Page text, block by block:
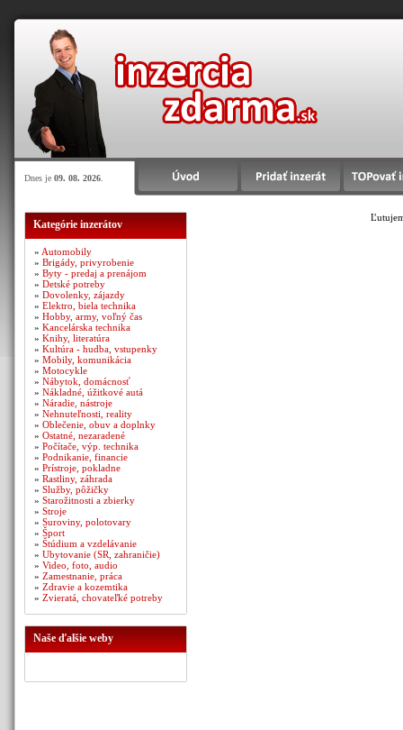
Dnes je 09. 08. 2026
Kategórie inzerátov
» Automobily
» Brigády, privyrobenie
» Byty - predaj a prenájom
» Detské potreby
» Dovolenky, zájazdy
» Elektro, biela technika
» Hobby, army, voľný čas
» Kancelárska technika
» Knihy, literatúra
» Kultúra - hudba, vstupenky
» Mobily, komunikácia
» Motocykle
» Nábytok, domácnosť
» Nákladné, úžitkové autá
» Náradie, nástroje
» Nehnuteľnosti, reality
» Oblečenie, obuv a doplnky
» Ostatné, nezaradené
» Počítače, výp. technika
» Podnikanie, financie
» Prístroje, pokladne
» Rastliny, záhrada
» Služby, pôžičky
» Starožitnosti a zbierky
» Stroje
» Suroviny, polotovary
» Šport
» Štúdium a vzdelávanie
» Ubytovanie (SR, zahraničie)
» Video, foto, audio
» Zamestnanie, práca
» Zdravie a kozemtika
» Zvieratá, chovateľké potreby
Naše ďalšie weby